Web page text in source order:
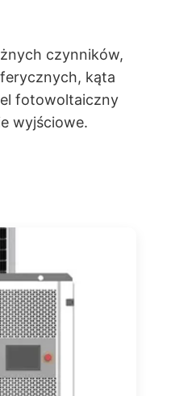
czynników,
kąta
fotowoltaiczny
wyjściowe.